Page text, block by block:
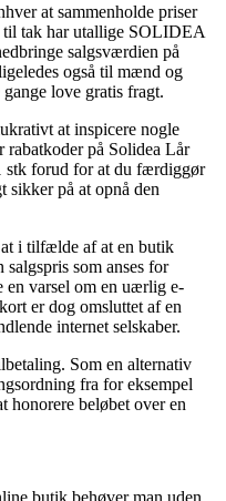
at sammenholde priser
til tak har utallige SOLIDEA
salgsværdien på
også til mænd og
love gratis fragt.
at inspicere nogle
rabatkoder på Solidea Lår
stk forud for at du færdiggør
sikker på at opnå den
i tilfælde af at en butik
som anses for
en varsel om en uærlig e-
er dog omsluttet af en
internet selskaber.
Som en alternativ
fra for eksempel
beløbet over en
butik behøver man uden